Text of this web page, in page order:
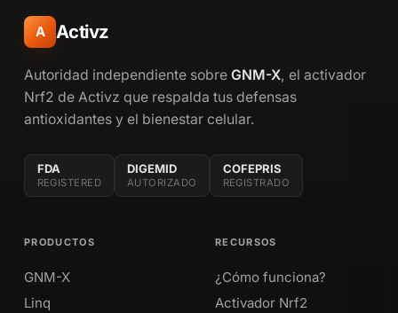
A Activz
Autoridad independiente sobre GNM-X, el activador
Nrf2 de Activz que respalda tus defensas
antioxidantes y el bienestar celular.
FDA
REGISTERED
DIGEMID
AUTORIZADO
COFEPRIS
REGISTRADO
PRODUCTOS
GNM-X
Linq
RECURSOS
¿Cómo funciona?
Activador Nrf2